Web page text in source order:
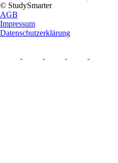
© StudySmarter
AGB
Impressum
Datenschutzerklärung